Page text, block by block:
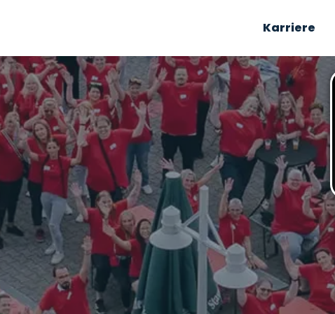
Karriere